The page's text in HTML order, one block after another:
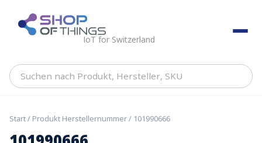
content ShopOfThings
IoT for Switzerland
Suchen
Hersteller,
Start/ Produkt Herstellernummer / 101990666